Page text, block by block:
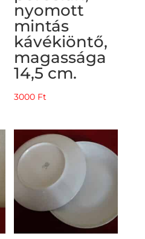
nyomott
mintás
kávékiöntő,
magassága
14,5 cm.
3000 Ft